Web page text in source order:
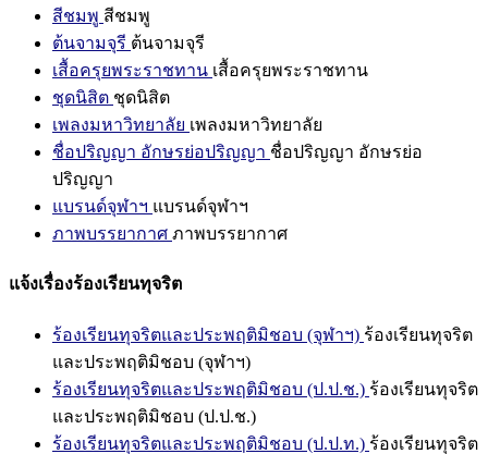
สีชมพู สีชมพู
ต้นจามจุรี ต้นจามจุรี
เสื้อครุยพระราชทาน เสื้อครุยพระราชทาน
ชุดนิสิต ชุดนิสิต
เพลงมหาวิทยาลัย เพลงมหาวิทยาลัย
ชื่อปริญญา อักษรย่อปริญญา ชื่อปริญญา อักษรย่อ
ปริญญา
แบรนด์จุฬาฯ แบรนด์จุฬาฯ
ภาพบรรยากาศ ภาพบรรยากาศ
แจ้งเรื่องร้องเรียนทุจริต
ร้องเรียนทุจริตและประพฤติมิชอบ (จุฬาฯ) ร้องเรียนทุจริต
และประพฤติมิชอบ (จุฬาฯ)
ร้องเรียนทุจริตและประพฤติมิชอบ (ป.ป.ช.) ร้องเรียนทุจริต
และประพฤติมิชอบ (ป.ป.ช.)
ร้องเรียนทุจริตและประพฤติมิชอบ (ป.ป.ท.) ร้องเรียนทุจริต